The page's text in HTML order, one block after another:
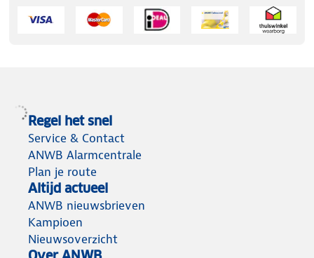
Regel het snel
Service & Contact
ANWB Alarmcentrale
Plan je route
Altijd actueel
ANWB nieuwsbrieven
Kampioen
Nieuwsoverzicht